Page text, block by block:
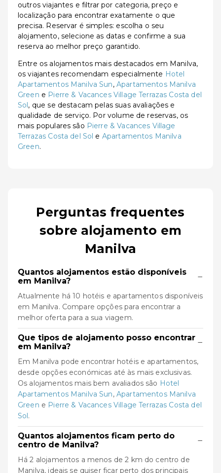
outros viajantes e filtrar por categoria, preço e
localização para encontrar exatamente o que
precisa. Reservar é simples: escolha o seu
alojamento, selecione as datas e confirme a sua
reserva ao melhor preço garantido.
Entre os alojamentos mais destacados em Manilva,
os viajantes recomendam especialmente Hotel
Apartamentos Manilva Sun, Apartamentos Manilva
Green e Pierre & Vacances Village Terrazas Costa del
Sol, que se destacam pelas suas avaliações e
qualidade de serviço. Por volume de reservas, os
mais populares são Pierre & Vacances Village
Terrazas Costa del Sol e Apartamentos Manilva
Green.
Perguntas frequentes
sobre alojamento em
Manilva
Quantos alojamentos estão disponíveis
em Manilva?
−
Atualmente há 10 hotéis e apartamentos disponíveis
em Manilva. Compare opções para encontrar a
melhor oferta para a sua viagem.
Que tipos de alojamento posso encontrar
em Manilva?
−
Em Manilva pode encontrar hotéis e apartamentos,
desde opções económicas até às mais exclusivas.
Os alojamentos mais bem avaliados são Hotel
Apartamentos Manilva Sun, Apartamentos Manilva
Green e Pierre & Vacances Village Terrazas Costa del
Sol.
Quantos alojamentos ficam perto do
centro de Manilva?
−
Há 2 alojamentos a menos de 2 km do centro de
Manilva, ideais se quiser ficar perto dos principais